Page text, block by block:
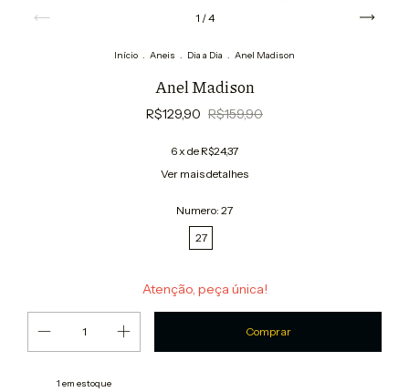
1 /4
Início . Aneis . Dia a Dia . Anel Madison
Anel Madison
R$129,90 R$159,90
6x de R$24,37
Ver mais detalhes
Numero: 27
27
Atenção, peça única!
1 em estoque